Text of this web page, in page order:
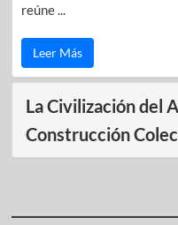
reúne ...
Leer Más
La Civilización del
Construcción